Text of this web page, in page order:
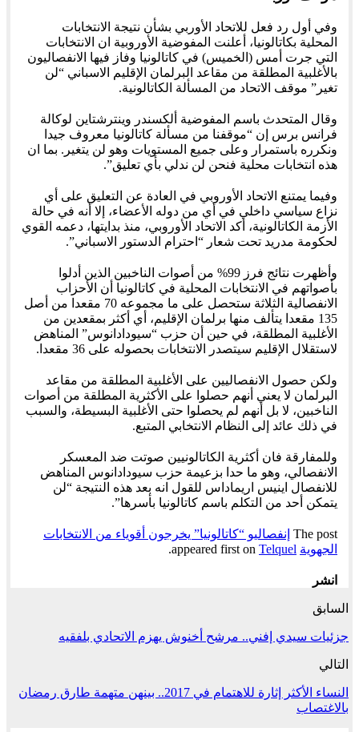
وفي أول رد فعل للاتحاد الأوربي بشأن نتيجة الانتخابات
المحلية بكاتالونيا، أعلنت المفوضية الأوروبية ان الانتخابات
التي جرت أمس (الخميس) في كاتالونيا وفاز فيها الانفصاليون
بالأغلبية المطلقة من مقاعد البرلمان الإقليم الاسباني “لن
تغير” موقف الاتحاد من المسألة الكاتالونية.
وقال المتحدث باسم المفوضية ألكسندر وينترشتاين لوكالة
فرانس برس إن “موقفنا من مسألة كاتالونيا معروف جيدا
ونكرره باستمرار وعلى جميع المستويات وهو لن يتغير. بما ان
هذه انتخابات محلية فنحن لن ندلي بأي تعليق”.
وفيما يمتنع الاتحاد الأوروبي في العادة عن التعليق على أي
نزاع سياسي داخلي في أي من دوله الأعضاء، إلا أنه في حالة
الأزمة الكاتالونية، أكد الاتحاد الأوروبي، منذ بدايتها، دعمه القوي
لحكومة مدريد تحت شعار “احترام الدستور الاسباني”.
وأظهرت نتائج فرز 99% من أصوات الناخبين الذين أدلوا
بأصواتهم في الانتخابات المحلية في كاتالونيا أن الأحزاب
الانفصالية الثلاثة ستحصل على ما مجموعه 70 مقعدا من أصل
135 مقعدا يتألف منها برلمان الإقليم، أي أكثر بمقعدين من
الأغلبية المطلقة، في حين أن حزب “سيودادانوس” المناهض
لاستقلال الإقليم سيتصدر الانتخابات بحصوله على 36 مقعدا.
ولكن حصول الانفصاليين على الأغلبية المطلقة من مقاعد
البرلمان لا يعني أنهم حصلوا على الأكثرية المطلقة من أصوات
الناخبين، لا بل أنهم لم يحصلوا حتى الأغلبية البسيطة، والسبب
في ذلك عائد إلى النظام الانتخابي المتبع.
وللمفارقة فان أكثرية الكاتالونيين صوتت ضد المعسكر
الانفصالي، وهو ما حدا بزعيمة حزب سيودادانوس المناهض
للانفصال اينيس اريماداس للقول انه بعد هذه النتيجة “لن
يتمكن أحد من التكلم باسم كاتالونيا بأسرها”.
The post إنفصاليو “كاتالونيا” يخرجون أقوياء من الانتخابات
الجهوية Telquel
.
انشر
السابق
جزئيات سيدي إفني.. مرشح أخنوش يهزم الاتحادي بلفقيه
التالي
النساء الأكثر إثارة للاهتمام في 2017.. بينهن متهمة طارق رمضان
بالاغتصاب